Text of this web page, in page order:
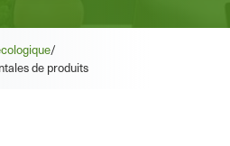
/
de produits